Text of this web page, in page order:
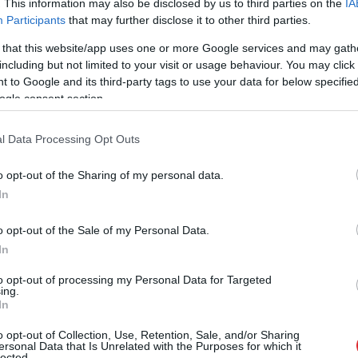
This information may also be disclosed by us to third parties on the
Participants that may further disclose it to other third parties.
that this website/app uses one or more Google services and may
but not limited to your visit or usage behaviour. You may
to Google and its third-party tags to use your data for below
consent section.
Data Processing Opt Outs
opt-out of the Sharing of my personal data.
opt-out of the Sale of my Personal Data.
opt-out of processing my Personal Data for Targeted
opt-out of Collection, Use, Retention, Sale, and/or Sharing
Data that Is Unrelated with the Purposes for which it
Irina: “Es steidzos šurp. Mēs dzīvojam
Vecmāmiņa bija šokā. Viņa tik tikko staigā.
Viņa ir dzīva, paldies Dievam. Šeit viss
viņa bija šokā. Šī ir viņas gulta. Labi, ka
[pirms raķetes trieciena]. Viss sakrita uz
Staņislavs: “Es dzīvoju netālu. Šeit dzīvo
kaut kur netālu. Vecāki piezvanīja un teica:
brīnuma dēļ. Mans patēvs gulēja gultā.
viņam nav nopietnu traumu. Mamma
ir dzīvi un neskarti. Bet no dzīvokļa palikušas
un viss pārējais dzīvoklī ir iznīcināts.”